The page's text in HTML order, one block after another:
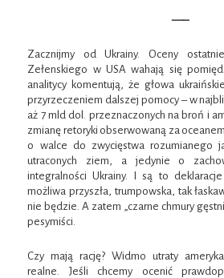
—–
Zacznijmy od Ukrainy. Oceny
Zełenskiego w USA wahają się
analitycy komentują, że głowa
przyrzeczeniem dalszej pomocy – w
aż 7 mld dol. przeznaczonych na broń i
zmianę retoryki obserwowaną za
o walce do zwycięstwa rozumianego
utraconych ziem, a jedynie o
integralności Ukrainy. I są to
możliwa przyszła, trumpowska, tak
nie będzie. A zatem „czarne chmury
pesymiści.
Czy mają rację? Widmo utraty
realne. Jeśli chcemy ocenić